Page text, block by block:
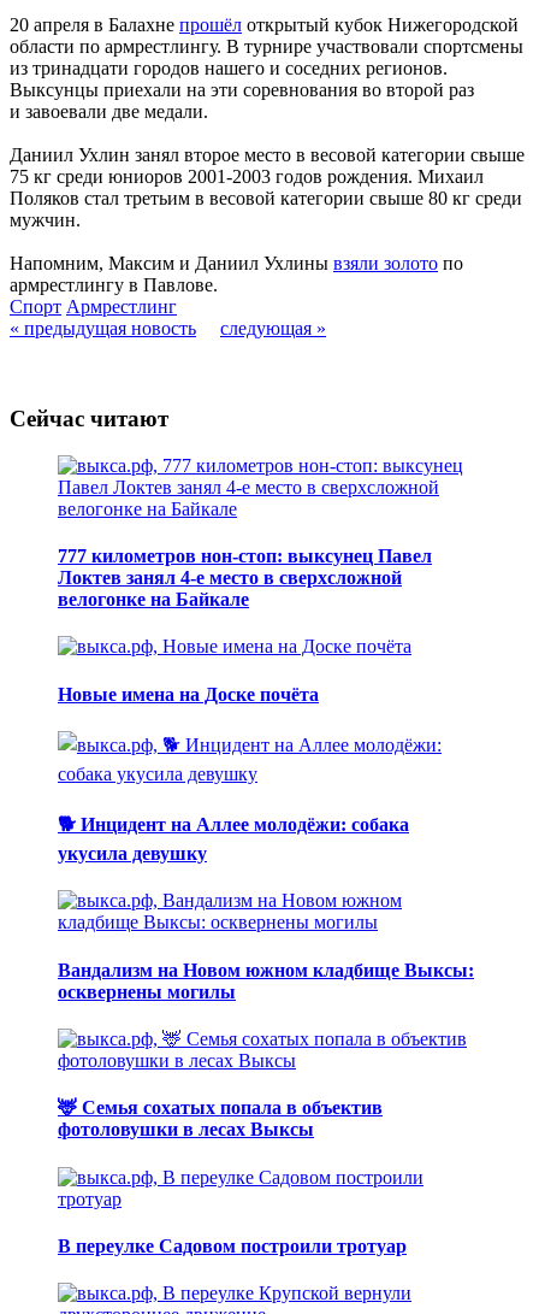
20 апреля в Балахне прошёл открытый кубок Нижегородской
области по армрестлингу. В турнире участвовали спортсмены
из тринадцати городов нашего и соседних регионов.
Выксунцы приехали на эти соревнования во второй раз
и завоевали две медали.
Даниил Ухлин занял второе место в весовой категории свыше
75 кг среди юниоров 2001-2003 годов рождения. Михаил
Поляков стал третьим в весовой категории свыше 80 кг среди
мужчин.
Напомним, Максим и Даниил Ухлины взяли золото по
армрестлингу в Павлове.
Спорт Армрестлинг
« предыдущая новость
следующая »
Сейчас читают
777 километров нон-стоп: выксунец Павел
Локтев занял 4-е место в сверхсложной
велогонке на Байкале
Новые имена на Доске почёта
🐕 Инцидент на Аллее молодёжи: собака
укусила девушку
Вандализм на Новом южном кладбище Выксы:
осквернены могилы
🦌 Семья сохатых попала в объектив
фотоловушки в лесах Выксы
В переулке Садовом построили тротуар